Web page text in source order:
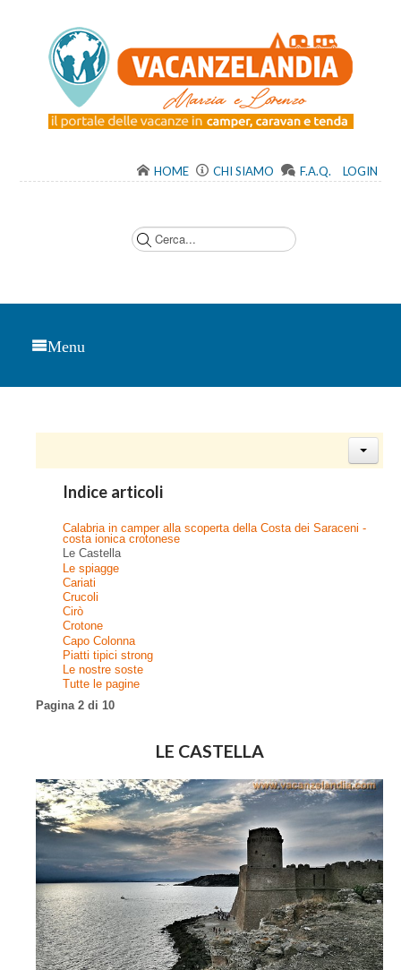
HOME CHI SIAMO F.A.Q. LOGIN
Menu
Indice articoli
Calabria in camper alla scoperta della Costa dei Saraceni -
costa ionica crotonese
Le Castella
Le spiagge
Cariati
Crucoli
Cirò
Crotone
Capo Colonna
Piatti tipici strong
Le nostre soste
Tutte le pagine
Pagina 2 di 10
LE CASTELLA